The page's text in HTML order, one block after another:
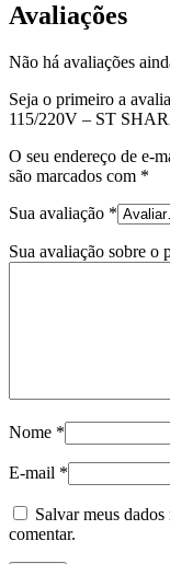
Avaliações
Não há avaliações
Seja o primeiro a
115/220V – ST
O seu endereço de e-
são marcados com *
Sua avaliação *
Sua avaliação sobre o
Nome *
E-mail *
Salvar meus
comentar.